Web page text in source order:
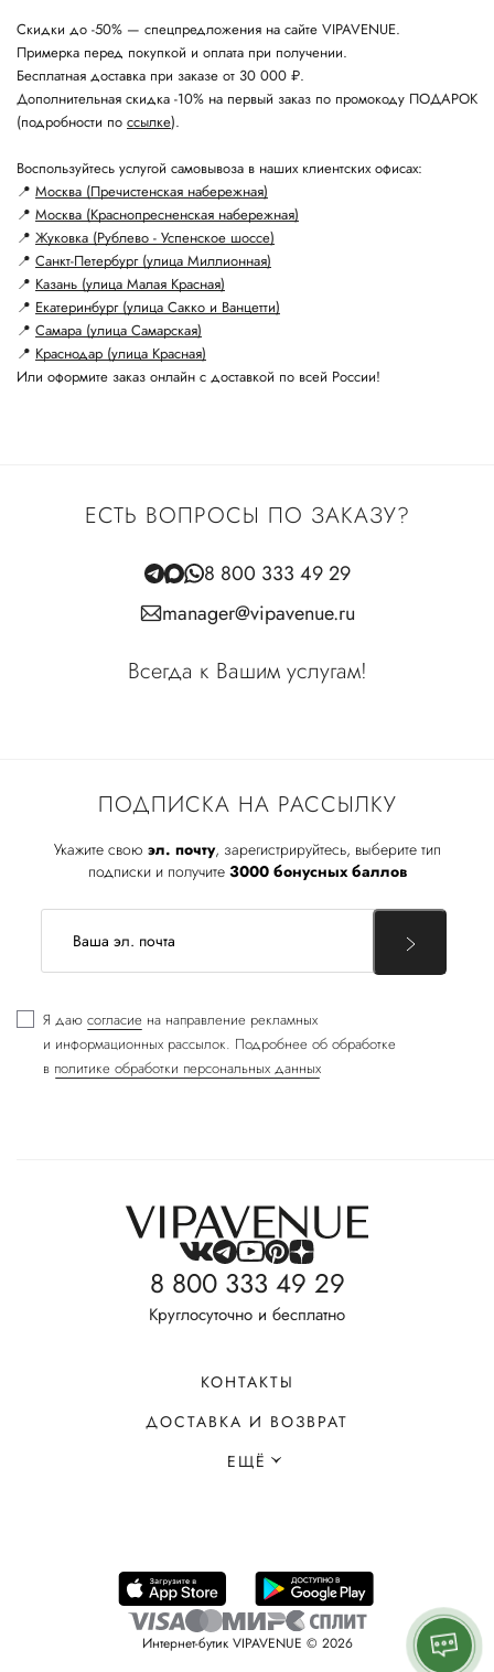
Скидки до -50% — спецпредложения на сайте VIPAVENUE.
Примерка перед покупкой и оплата при получении.
Бесплатная доставка при заказе от 30 000 ₽.
Дополнительная скидка -10% на первый заказ по промокоду ПОДАРОК
(подробности по ссылке).
Воспользуйтесь услугой самовывоза в наших клиентских офисах:
📍 Москва (Пречистенская набережная)
📍 Москва (Краснопресненская набережная)
📍 Жуковка (Рублево - Успенское шоссе)
📍 Санкт-Петербург (улица Миллионная)
📍 Казань (улица Малая Красная)
📍 Екатеринбург (улица Сакко и Ванцетти)
📍 Самара (улица Самарская)
📍 Краснодар (улица Красная)
Или оформите заказ онлайн с доставкой по всей России!
ПОДПИСКА НА РАССЫЛКУ
Укажите свою эл. почту, зарегистрируйтесь, выберите тип
подписки и получите 3000 бонусных баллов
Я даю согласие на направление рекламных
и информационных рассылок. Подробнее об обработке
в политике обработки персональных данных
ЕСТЬ ВОПРОСЫ ПО ЗАКАЗУ?
8 800 333 49 29
manager@vipavenue.ru
Всегда к Вашим услугам!
8 800 333 49 29
Круглосуточно и бесплатно
КОНТАКТЫ
ДОСТАВКА И ВОЗВРАТ
ЕЩЁ
Интернет-бутик VIPAVENUE © 2026